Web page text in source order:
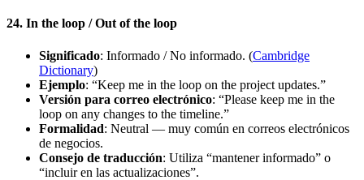
24. In the loop / Out of the loop
Significado: Informado / No informado. (Cambridge
Dictionary)
Ejemplo: “Keep me in the loop on the project updates.”
Versión para correo electrónico: “Please keep me in the
loop on any changes to the timeline.”
Formalidad: Neutral — muy común en correos electrónicos
de negocios.
Consejo de traducción: Utiliza “mantener informado” o
“incluir en las actualizaciones”.